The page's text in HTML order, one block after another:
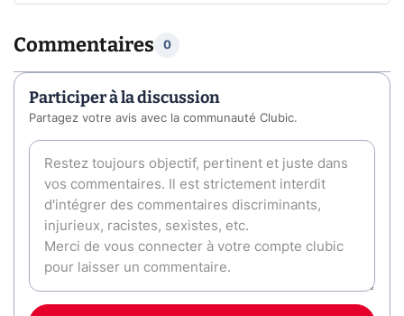
Commentaires 0
Participer à la discussion
Partagez votre avis avec la communauté Clubic.